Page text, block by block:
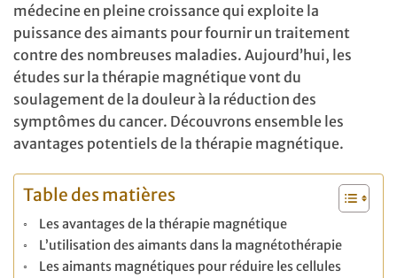
médecine en pleine croissance qui exploite la
puissance des aimants pour fournir un traitement
contre des nombreuses maladies. Aujourd’hui, les
études sur la thérapie magnétique vont du
soulagement de la douleur à la réduction des
symptômes du cancer. Découvrons ensemble les
avantages potentiels de la thérapie magnétique.
Table des matières
Les avantages de la thérapie magnétique
L’utilisation des aimants dans la magnétothérapie
Les aimants magnétiques pour réduire les cellules